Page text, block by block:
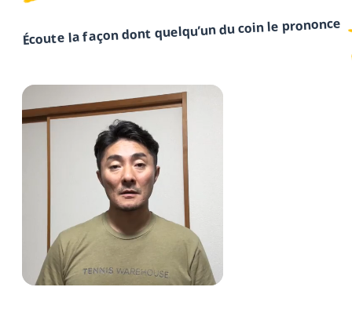
Écoute la façon dont quelqu’un du coin le prononce